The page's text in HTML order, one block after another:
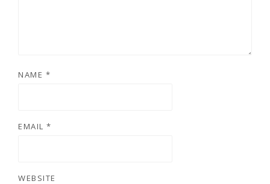
NAME *
EMAIL *
WEBSITE